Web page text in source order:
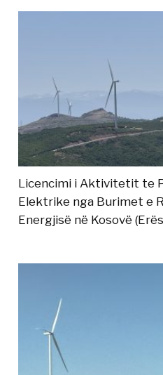
Licencimi i Aktivitetit te
Elektrike nga Burimet e
Energjisë në Kosovë